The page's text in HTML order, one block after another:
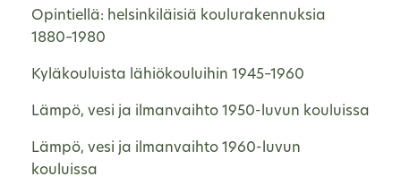
Opintiellä: helsinkiläisiä koulurakennuksia
1880–1980
Kyläkouluista lähiökouluihin 1945–1960
Lämpö, vesi ja ilmanvaihto 1950-luvun kouluissa
Lämpö, vesi ja ilmanvaihto 1960-luvun
kouluissa